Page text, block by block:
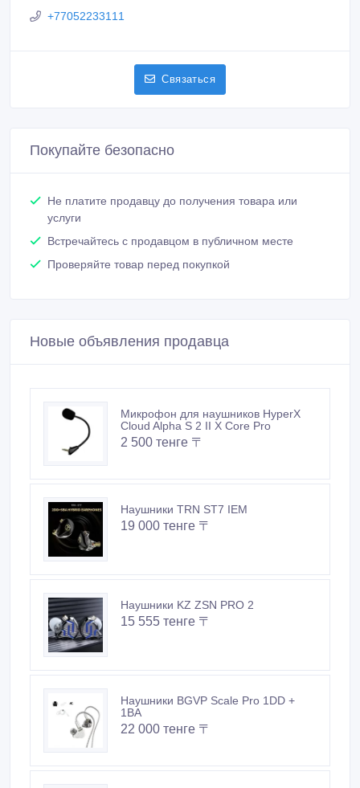
+77052233111
Связаться
Покупайте безопасно
Не платите продавцу до получения товара или
услуги
Встречайтесь с продавцом в публичном месте
Проверяйте товар перед покупкой
Новые объявления продавца
Микрофон для наушников HyperX
Cloud Alpha S 2 II X Core Pro
2 500 тенге 〒
Наушники TRN ST7 IEM
19 000 тенге 〒
Наушники KZ ZSN PRO 2
15 555 тенге 〒
Наушники BGVP Scale Pro 1DD +
1BA
22 000 тенге 〒